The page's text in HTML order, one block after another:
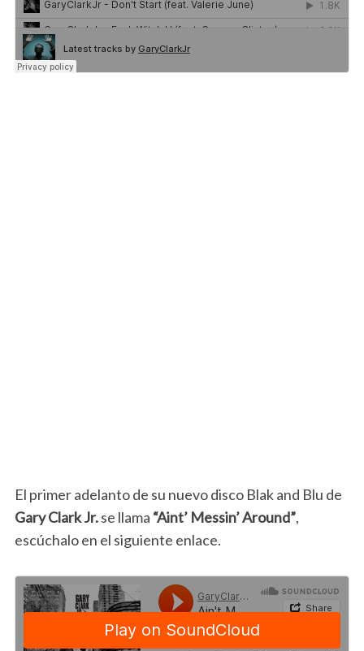
El primer adelanto de su nuevo disco Blak and Blu de
Gary Clark Jr.se llama “Aint’ Messin’ Around”,
escúchalo en el siguiente enlace.